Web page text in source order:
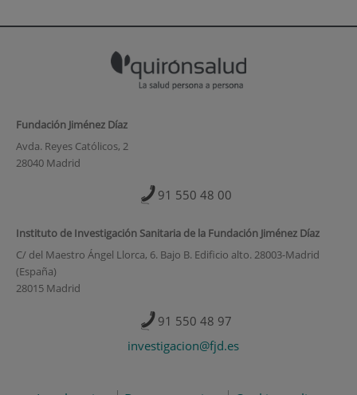
Fundación Jiménez Díaz
Avda. Reyes Católicos, 2
28040 Madrid
91 550 48 00
Instituto de Investigación Sanitaria de la Fundación Jiménez Díaz
C/ del Maestro Ángel Llorca, 6. Bajo B. Edificio alto. 28003-Madrid
(España)
28015 Madrid
91 550 48 97
investigacion@fjd.es